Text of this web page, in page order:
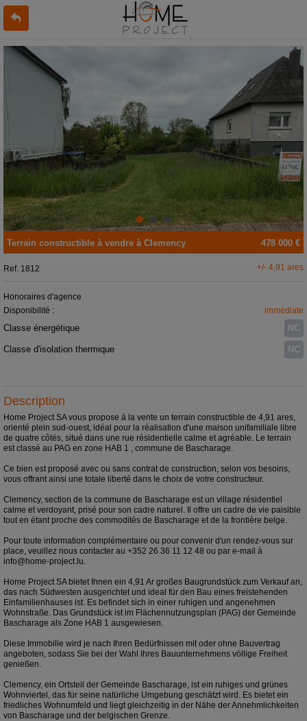
478 000 €
Terrain constructible à vendre à Clemency
Ref. 1812 +/- 4,91 ares
Honoraires d'agence
Disponibilité :
immédiate
Classe énergétique NC
Classe d'isolation thermique NC
Description
Home Project SA vous propose à la vente un terrain constructible de 4,91 ares,
orienté plein sud-ouest, idéal pour la réalisation d'une maison unifamiliale libre
de quatre côtés, situé dans une rue résidentielle calme et agréable. Le terrain
est classé au PAG en zone HAB 1 , commune de Bascharage.
Ce bien est proposé avec ou sans contrat de construction, selon vos besoins,
vous offrant ainsi une totale liberté dans le choix de votre constructeur.
Clemency, section de la commune de Bascharage est un village résidentiel
calme et verdoyant, prisé pour son cadre naturel. Il offre un cadre de vie paisible
tout en étant proche des commodités de Bascharage et de la frontière belge.
Pour toute information complémentaire ou pour convenir d'un rendez-vous sur
place, veuillez nous contacter au +352 26 36 11 12 48 ou par e-mail à
info@home-project.lu.
Home Project SA bietet Ihnen ein 4,91 Ar großes Baugrundstück zum Verkauf an,
das nach Südwesten ausgerichtet und ideal für den Bau eines freistehenden
Einfamilienhauses ist. Es befindet sich in einer ruhigen und angenehmen
Wohnstraße. Das Grundstück ist im Flächennutzungsplan (PAG) der Gemeinde
Bascharage als Zone HAB 1 ausgewiesen.
Diese Immobilie wird je nach Ihren Bedürfnissen mit oder ohne Bauvertrag
angeboten, sodass Sie bei der Wahl Ihres Bauunternehmens völlige Freiheit
genießen.
Clemency, ein Ortsteil der Gemeinde Bascharage, ist ein ruhiges und grünes
Wohnviertel, das für seine natürliche Umgebung geschätzt wird. Es bietet ein
friedliches Wohnumfeld und liegt gleichzeitig in der Nähe der Annehmlichkeiten
von Bascharage und der belgischen Grenze.